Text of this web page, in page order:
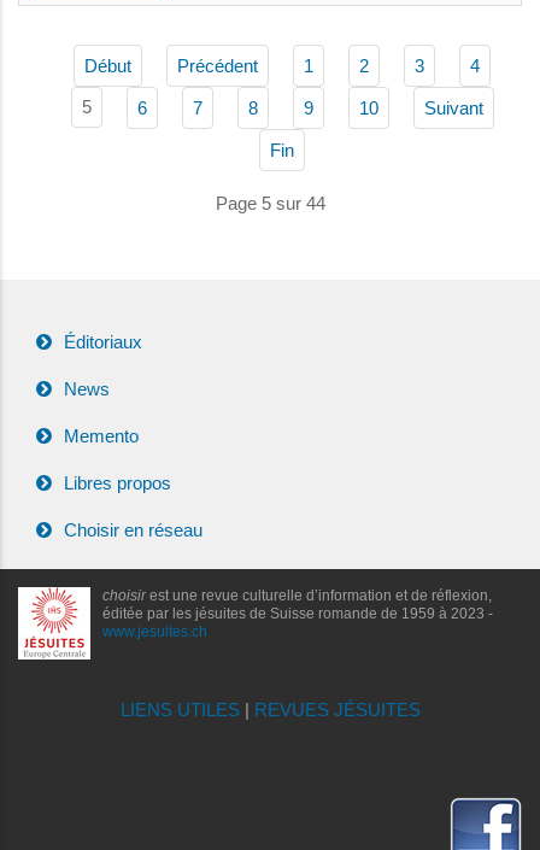
Début Précédent 1 2 3 4
5 6 7 8 9 10 Suivant
Fin
Page 5 sur 44
Éditoriaux
News
Memento
Libres propos
Choisir en réseau
choisirest une revue culturelle d’information et de réflexion,
éditée par les jésuites de Suisse romande de 1959 à 2023 -
www.jesuites.ch
LIENS UTILES| REVUES JÉSUITES